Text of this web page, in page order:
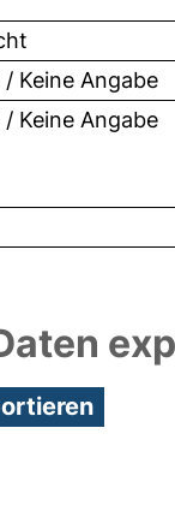
Keine Angabe
Keine Angabe